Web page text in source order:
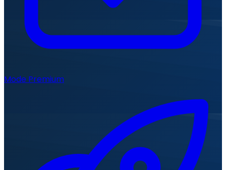
Mode Premium